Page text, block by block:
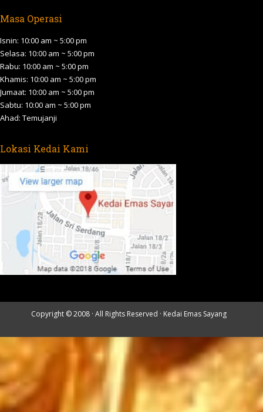
opens
in
new
window
opens
in
new
window
opens
in
new
window
opens
in
new
window
in
new
window
Masa Operasi
Isnin: 10:00 am ~ 5:00 pm
Selasa: 10:00 am ~ 5:00 pm
Rabu: 10:00 am ~ 5:00 pm
Khamis: 10:00 am ~ 5:00 pm
Jumaat: 10:00 am ~ 5:00 pm
Sabtu: 10:00 am ~ 5:00 pm
Ahad: Temujanji
Lokasi Kedai Kami
Copyright © 2008 · All Rights Reserved · Kedai Emas Sayang